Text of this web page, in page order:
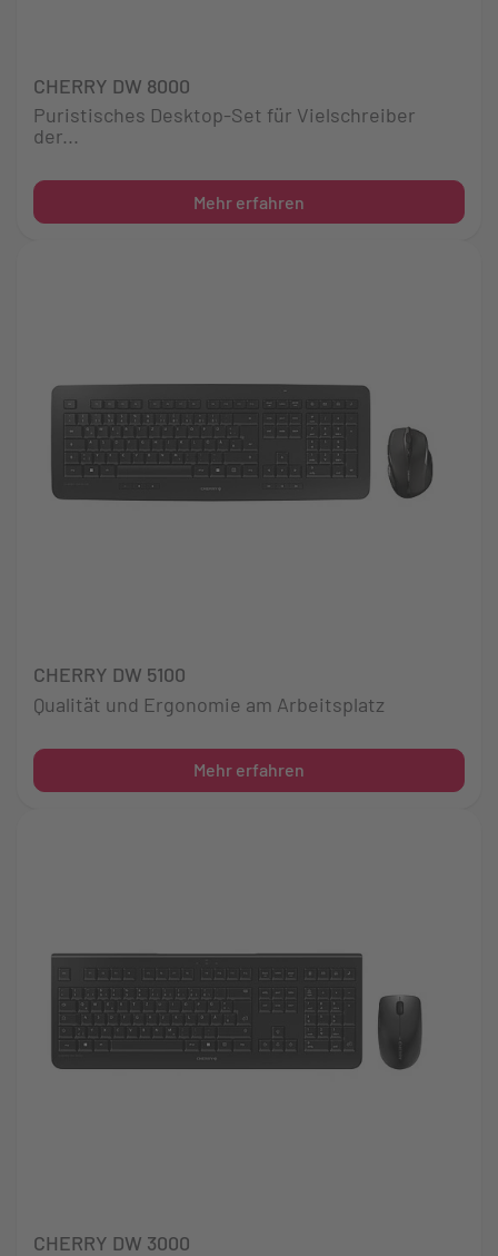
CHERRY DW 8000
Puristisches Desktop-Set für Vielschreiber
der...
Mehr erfahren
CHERRY DW 5100
Qualität und Ergonomie am Arbeitsplatz
Mehr erfahren
CHERRY DW 3000